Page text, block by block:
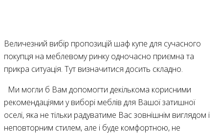
Величезний вибір пропозицій шаф купе для сучасного
покупця на меблевому ринку одночасно приємна та
прикра ситуація. Тут визначитися досить складно.
Ми могли б Вам допомогти декількома корисними
рекомендаціями у виборі меблів для Вашої затишної
оселі, яка не тільки радуватиме Вас зовнішнім виглядом і
неповторним стилем, але і буде комфортною, не